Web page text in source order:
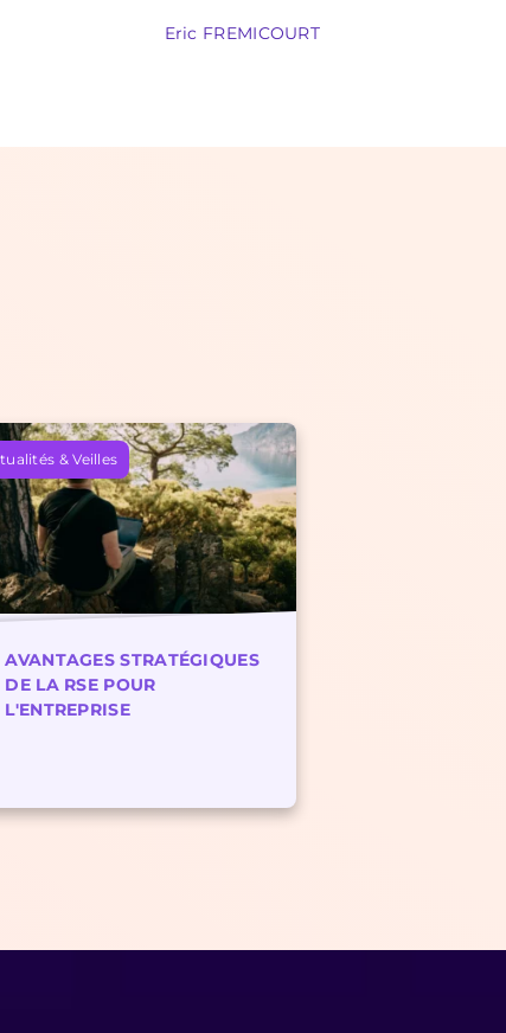
Eric FREMICOURT
& Veilles
AVANTAGES STRATÉGIQUES
DE LA RSE POUR
L'ENTREPRISE